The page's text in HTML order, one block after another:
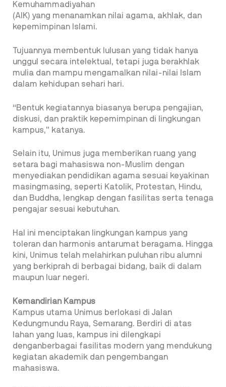
Kemuhammadiyahan
(AIK) yang menanamkan nilai agama, akhlak, dan
kepemimpinan Islami.
Tujuannya membentuk lulusan yang tidak hanya
unggul secara intelektual, tetapi juga berakhlak
mulia dan mampu mengamalkan nilai-nilai Islam
dalam kehidupan sehari hari.
“Bentuk kegiatannya biasanya berupa pengajian,
diskusi, dan praktik kepemimpinan di lingkungan
kampus,” katanya.
Selain itu, Unimus juga memberikan ruang yang
setara bagi mahasiswa non-Muslim dengan
menyediakan pendidikan agama sesuai keyakinan
masingmasing, seperti Katolik, Protestan, Hindu,
dan Buddha, lengkap dengan fasilitas serta tenaga
pengajar sesuai kebutuhan.
Hal ini menciptakan lingkungan kampus yang
toleran dan harmonis antarumat beragama. Hingga
kini, Unimus telah melahirkan puluhan ribu alumni
yang berkiprah di berbagai bidang, baik di dalam
maupun luar negeri.
Kemandirian Kampus
Kampus utama Unimus berlokasi di Jalan
Kedungmundu Raya, Semarang. Berdiri di atas
lahan yang luas, kampus ini dilengkapi
denganberbagai fasilitas modern yang mendukung
kegiatan akademik dan pengembangan
mahasiswa.